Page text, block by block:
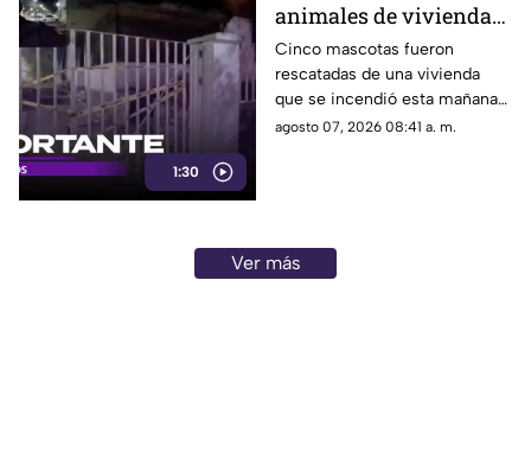
1:30
animales de vivienda
en llamas en
Guadalajara
Cinco mascotas fueron
rescatadas de una vivienda
que se incendió esta mañana
en la colonia Arcos Vallarta,
agosto 07, 2026 08:41 a. m.
Ver más